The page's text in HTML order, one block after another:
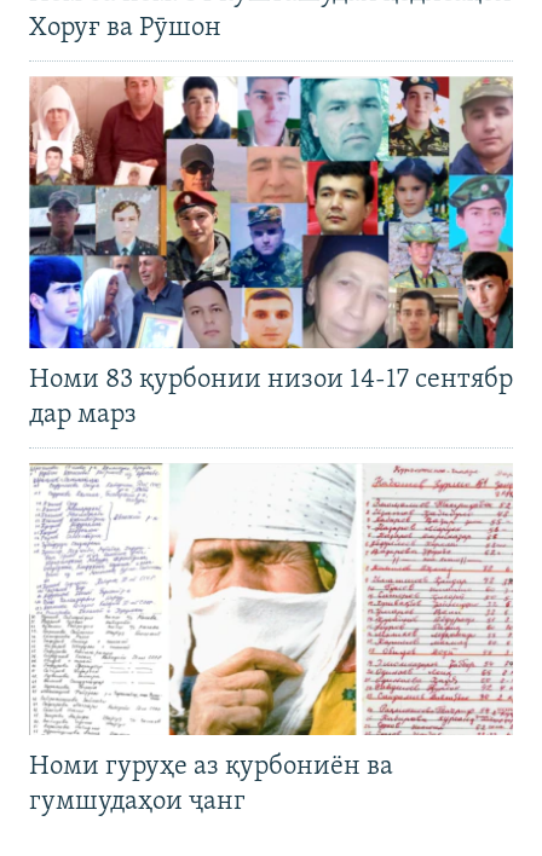
Хоруғ ва Рӯшон
Номи 83 қурбонии низои 14-17 сентябр
дар марз
Номи гуруҳе аз қурбониён ва
гумшудаҳои ҷанг